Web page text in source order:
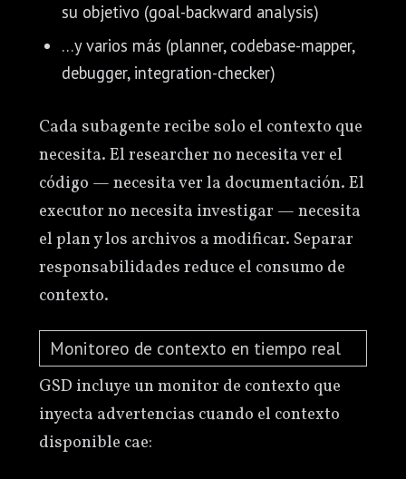
su objetivo (goal-backward analysis)
…y varios más (planner, codebase-mapper,
debugger, integration-checker)
Cada subagente recibe solo el contexto que
necesita. El researcher no necesita ver el
código — necesita ver la documentación. El
executor no necesita investigar — necesita
el plan y los archivos a modificar. Separar
responsabilidades reduce el consumo de
contexto.
Monitoreo de contexto en tiempo real
GSD incluye un monitor de contexto que
inyecta advertencias cuando el contexto
disponible cae: